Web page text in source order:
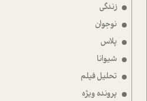
زندگی
نوجوان
پلاس
شیوانا
تحلیل فیلم
پرونده ویژه